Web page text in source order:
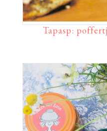
Tapasp: